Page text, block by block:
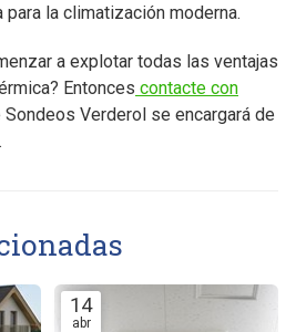
la climatización moderna.
a explotar todas las ventajas
Entonces contacte con
Verderol se encargará de
14
abr